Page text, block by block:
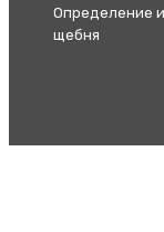
Определение
щебня